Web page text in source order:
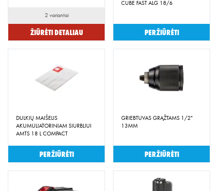
2 variantai
Žiūrėti detaliau
CUBE FAST ALG 18/6
Peržiūrėti
DULKIŲ MAIŠELIS
AKUMULIATORINIAM SIURBLIUI
AMTS 18 L COMPACT
Peržiūrėti
GRIEBTUVAS GRĄŽTAMS 1/2"
13MM
Peržiūrėti